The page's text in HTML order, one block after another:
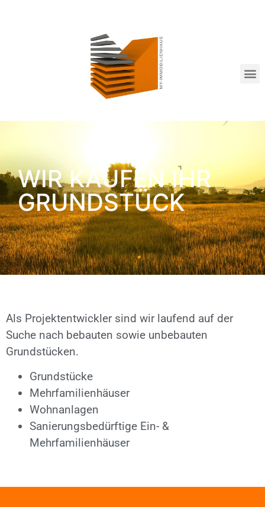
WIR KAUFEN IHR
GRUNDSTÜCK
Als Projektentwickler sind wir laufend auf der
Suche nach bebauten sowie unbebauten
Grundstücken.
Grundstücke
Mehrfamilienhäuser
Wohnanlagen
Sanierungsbedürftige Ein- &
Mehrfamilienhäuser